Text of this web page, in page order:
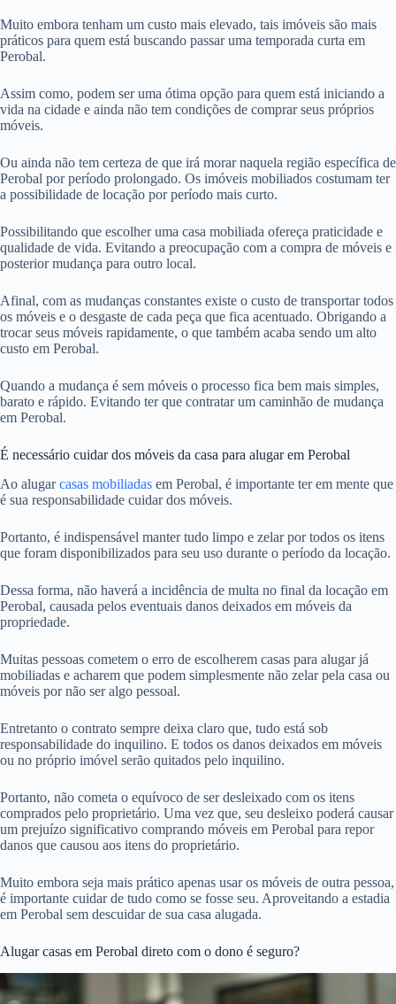
Muito embora tenham um custo mais elevado, tais imóveis são mais
práticos para quem está buscando passar uma temporada curta em
Perobal.
Assim como, podem ser uma ótima opção para quem está iniciando a
vida na cidade e ainda não tem condições de comprar seus próprios
móveis.
Ou ainda não tem certeza de que irá morar naquela região específica de
Perobal por período prolongado. Os imóveis mobiliados costumam ter
a possibilidade de locação por período mais curto.
Possibilitando que escolher uma casa mobiliada ofereça praticidade e
qualidade de vida. Evitando a preocupação com a compra de móveis e
posterior mudança para outro local.
Afinal, com as mudanças constantes existe o custo de transportar todos
os móveis e o desgaste de cada peça que fica acentuado. Obrigando a
trocar seus móveis rapidamente, o que também acaba sendo um alto
custo em Perobal.
Quando a mudança é sem móveis o processo fica bem mais simples,
barato e rápido. Evitando ter que contratar um caminhão de mudança
em Perobal.
É necessário cuidar dos móveis da casa para alugar em Perobal
Ao alugarcasas mobiliadas em Perobal, é importante ter em mente que
é sua responsabilidade cuidar dos móveis.
Portanto, é indispensável manter tudo limpo e zelar por todos os itens
que foram disponibilizados para seu uso durante o período da locação.
Dessa forma, não haverá a incidência de multa no final da locação em
Perobal, causada pelos eventuais danos deixados em móveis da
propriedade.
Muitas pessoas cometem o erro de escolherem casas para alugar já
mobiliadas e acharem que podem simplesmente não zelar pela casa ou
móveis por não ser algo pessoal.
Entretanto o contrato sempre deixa claro que, tudo está sob
responsabilidade do inquilino. E todos os danos deixados em móveis
ou no próprio imóvel serão quitados pelo inquilino.
Portanto, não cometa o equívoco de ser desleixado com os itens
comprados pelo proprietário. Uma vez que, seu desleixo poderá causar
um prejuízo significativo comprando móveis em Perobal para repor
danos que causou aos itens do proprietário.
Muito embora seja mais prático apenas usar os móveis de outra pessoa,
é importante cuidar de tudo como se fosse seu. Aproveitando a estadia
em Perobal sem descuidar de sua casa alugada.
Alugar casas em Perobal direto com o dono é seguro?